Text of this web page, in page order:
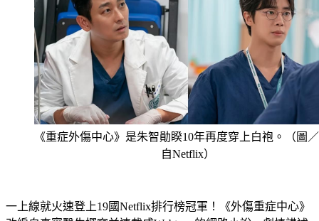
《重症外傷中心》是朱智勛睽10年再度穿上白袍。（圖
自Netflix）
一上線就火速登上19國Netflix排行榜冠軍！《外傷重症中心》